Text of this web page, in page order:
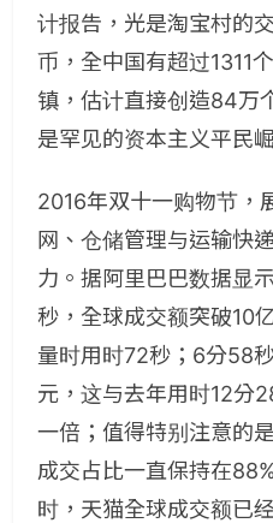
计报告，光是淘宝村的
币，全中国有超过1311
镇，估计直接创造84万
是罕见的资本主义平民
2016年双十一购物节，
网、仓储管理与运输快
力。据阿里巴巴数据显
秒，全球成交额突破10
量时用时72秒；6分58
元，这与去年用时12分
一倍；值得特别注意的
成交占比一直保持在
时，天猫全球成交额已